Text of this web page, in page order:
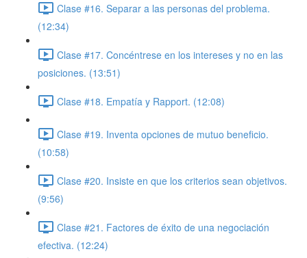
Clase #16. Separar a las personas del problema.
(12:34)
Clase #17. Concéntrese en los intereses y no en las
posiciones. (13:51)
Clase #18. Empatía y Rapport. (12:08)
Clase #19. Inventa opciones de mutuo beneficio.
(10:58)
Clase #20. Insiste en que los criterios sean objetivos.
(9:56)
Clase #21. Factores de éxito de una negociación
efectiva. (12:24)